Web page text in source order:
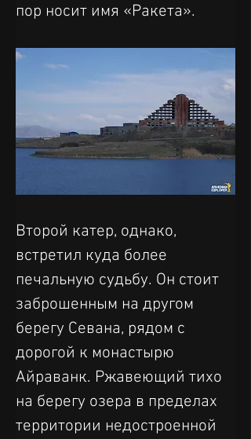
пор носит имя «Ракета».
Второй катер, однако,
встретил куда более
печальную судьбу. Он стоит
заброшенным на другом
берегу Севана, рядом с
дорогой к монастырю
Айраванк. Ржавеющий тихо
на берегу озера в пределах
территории недостроенной